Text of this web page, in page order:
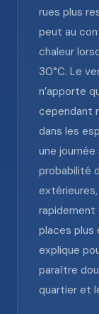
rues plus
peut au
chaleur
30°C. Le
n’apporte
cependant
dans les
une
probabilité
rapidement
places plus
explique
paraître
quartier et